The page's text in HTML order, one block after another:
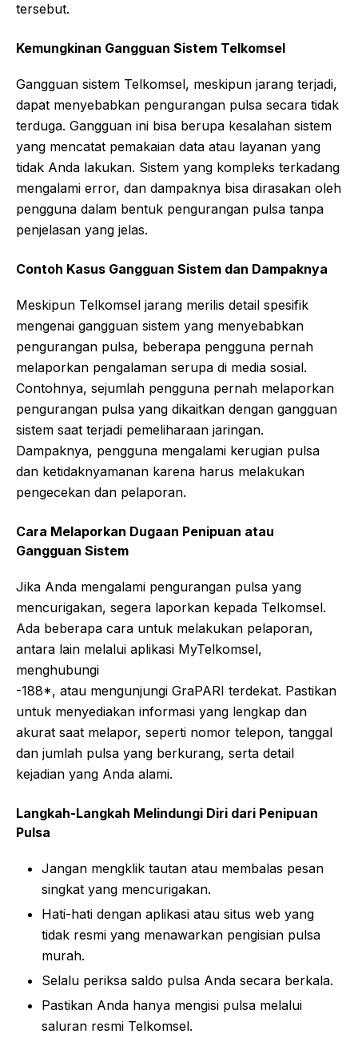
tersebut.
Kemungkinan Gangguan Sistem Telkomsel
Gangguan sistem Telkomsel, meskipun jarang terjadi,
dapat menyebabkan pengurangan pulsa secara tidak
terduga. Gangguan ini bisa berupa kesalahan sistem
yang mencatat pemakaian data atau layanan yang
tidak Anda lakukan. Sistem yang kompleks terkadang
mengalami error, dan dampaknya bisa dirasakan oleh
pengguna dalam bentuk pengurangan pulsa tanpa
penjelasan yang jelas.
Contoh Kasus Gangguan Sistem dan Dampaknya
Meskipun Telkomsel jarang merilis detail spesifik
mengenai gangguan sistem yang menyebabkan
pengurangan pulsa, beberapa pengguna pernah
melaporkan pengalaman serupa di media sosial.
Contohnya, sejumlah pengguna pernah melaporkan
pengurangan pulsa yang dikaitkan dengan gangguan
sistem saat terjadi pemeliharaan jaringan.
Dampaknya, pengguna mengalami kerugian pulsa
dan ketidaknyamanan karena harus melakukan
pengecekan dan pelaporan.
Cara Melaporkan Dugaan Penipuan atau
Gangguan Sistem
Jika Anda mengalami pengurangan pulsa yang
mencurigakan, segera laporkan kepada Telkomsel.
Ada beberapa cara untuk melakukan pelaporan,
antara lain melalui aplikasi MyTelkomsel,
menghubungi
-188*, atau mengunjungi GraPARI terdekat. Pastikan
untuk menyediakan informasi yang lengkap dan
akurat saat melapor, seperti nomor telepon, tanggal
dan jumlah pulsa yang berkurang, serta detail
kejadian yang Anda alami.
Langkah-Langkah Melindungi Diri dari Penipuan
Pulsa
Jangan mengklik tautan atau membalas pesan
singkat yang mencurigakan.
Hati-hati dengan aplikasi atau situs web yang
tidak resmi yang menawarkan pengisian pulsa
murah.
Selalu periksa saldo pulsa Anda secara berkala.
Pastikan Anda hanya mengisi pulsa melalui
saluran resmi Telkomsel.